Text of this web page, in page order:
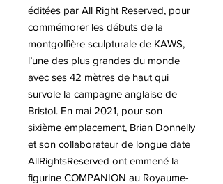
éditées par All Right Reserved, pour
commémorer les débuts de la
montgolfière sculpturale de KAWS,
l’une des plus grandes du monde
avec ses 42 mètres de haut qui
survole la campagne anglaise de
Bristol. En mai 2021, pour son
sixième emplacement, Brian Donnelly
et son collaborateur de longue date
AllRightsReserved ont emmené la
figurine COMPANION au Royaume-